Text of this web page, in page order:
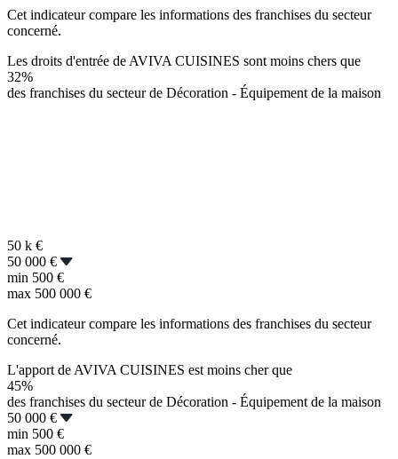
Cet indicateur compare les informations des franchises du secteur
concerné.
Les droits d'entrée de AVIVA CUISINES sont moins chers que
32%
des franchises du secteur de Décoration - Équipement de la maison
50 k €
50 000 €
min 500 €
max 500 000 €
Cet indicateur compare les informations des franchises du secteur
concerné.
L'apport de AVIVA CUISINES est moins cher que
45%
des franchises du secteur de Décoration - Équipement de la maison
50 000 €
min 500 €
max 500 000 €